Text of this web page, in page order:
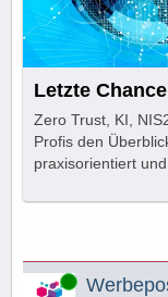
Letzte
Zero Trust, KI,
Profis den
praxisorientiert
Online